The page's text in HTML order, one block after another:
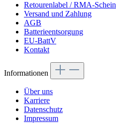
Retourenlabel / RMA-Schein
Versand und Zahlung
AGB
Batterieentsorgung
EU-BattV
Kontakt
Informationen
Über uns
Karriere
Datenschutz
Impressum